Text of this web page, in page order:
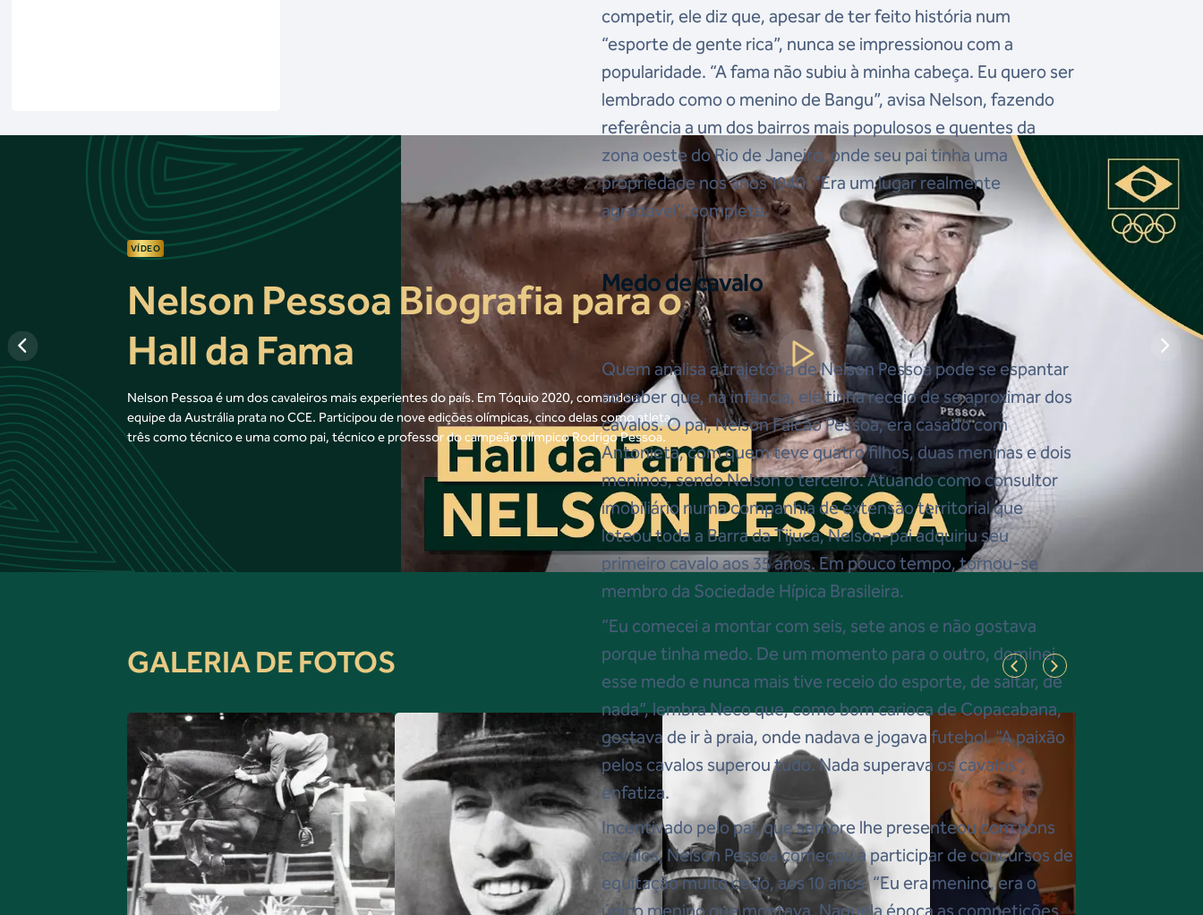
competir, ele diz que, apesar de ter feito história num
“esporte de gente rica”, nunca se impressionou com a
popularidade. “A fama não subiu à minha cabeça. Eu quero ser
lembrado como o menino de Bangu”, avisa Nelson, fazendo
referência a um dos bairros mais populosos e quentes da
zona oeste do Rio de Janeiro, onde seu pai tinha uma
propriedade nos anos 1940. “Era um lugar realmente
agradável”, completa.
Medo de cavalo
Quem analisa a trajetória de Nelson Pessoa pode se espantar
ao saber que, na infância, ele tinha receio de se aproximar dos
cavalos. O pai, Nelson Falcão Pessoa, era casado com
Antonieta, com quem teve quatro filhos, duas meninas e dois
meninos, sendo Nelson o terceiro. Atuando como consultor
imobiliário numa companhia de extensão territorial que
loteou toda a Barra da Tijuca, Nelson-pai adquiriu seu
primeiro cavalo aos 35 anos. Em pouco tempo, tornou-se
membro da Sociedade Hípica Brasileira.
“Eu comecei a montar com seis, sete anos e não gostava
porque tinha medo. De um momento para o outro, dominei
esse medo e nunca mais tive receio do esporte, de saltar, de
nada”, lembra Neco que, como bom carioca de Copacabana,
gostava de ir à praia, onde nadava e jogava futebol. “A paixão
pelos cavalos superou tudo. Nada superava os cavalos”,
enfatiza.
Incentivado pelo pai, que sempre lhe presenteou com bons
cavalos, Nelson Pessoa começou a participar de concursos de
equitação muito cedo, aos 10 anos. “Eu era menino, era o
único menino que montava. Naquela época as competições
VÍDEO
Nelson Pessoa Biografia para o
Hall da Fama
Nelson Pessoa é um dos cavaleiros mais experientes do país. Em Tóquio 2020, comandou a
equipe da Austrália prata no CCE. Participou de nove edições olímpicas, cinco delas como atleta,
três como técnico e uma como pai, técnico e professor do campeão olímpico Rodrigo Pessoa.
GALERIA DE FOTOS